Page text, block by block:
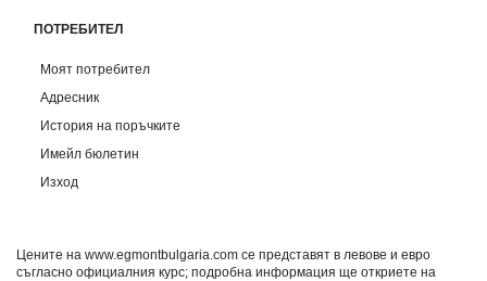
ПОТРЕБИТЕЛ
Моят потребител
Адресник
История на поръчките
Имейл бюлетин
Изход
Цените на www.egmontbulgaria.com се представят в левове и евро
съгласно официалния курс; подробна информация ще откриете на